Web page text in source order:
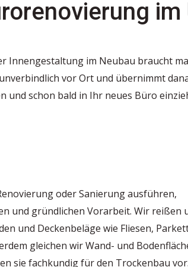
im
Innengestaltung im Neubau braucht
vor Ort und übernimmt
und schon bald in Ihr neues Büro
oder Sanierung ausführen,
und gründlichen Vorarbeit. Wir reißen
und Deckenbeläge wie Fliesen,
gleichen wir Wand- und
sie fachkundig für den Trockenbau vor.